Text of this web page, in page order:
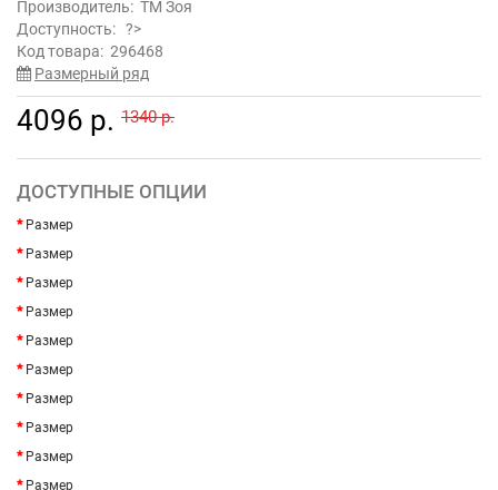
Производитель: ТМ Зоя
Доступность: ?>
Код товара: 296468
Размерный ряд
4096 р. 1340 р.
ДОСТУПНЫЕ ОПЦИИ
Размер
Размер
Размер
Размер
Размер
Размер
Размер
Размер
Размер
Размер